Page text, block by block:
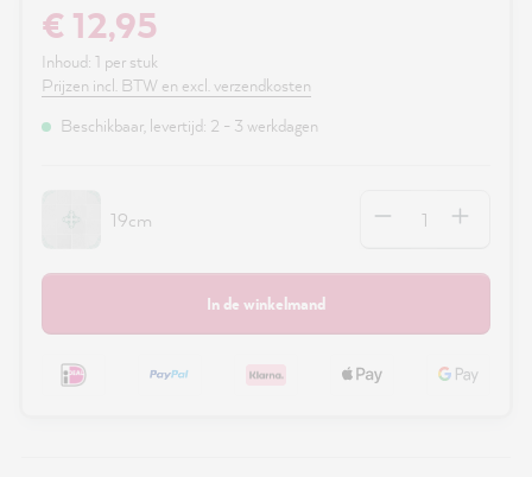
€ 12,95
Inhoud: 1 per stuk
Prijzen incl. BTW en excl. verzendkosten
Beschikbaar, levertijd: 2 - 3 werkdagen
19cm
Hoeveelheid
In de winkelmand